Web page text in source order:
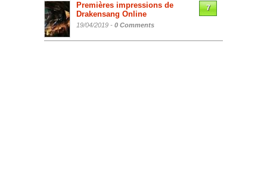
Premières impressions de
Drakensang Online
19/04/2019 - 0 Comments
7